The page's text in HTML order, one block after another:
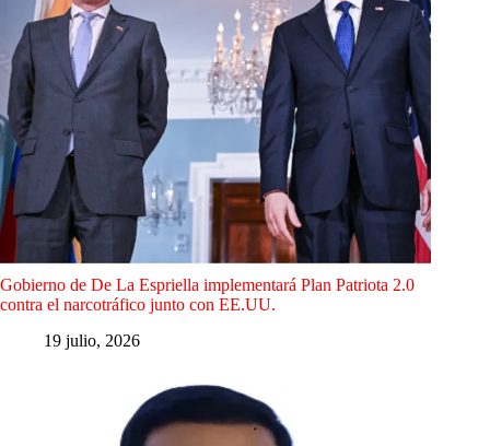
Gobierno de De La Espriella implementará Plan Patriota 2.0
contra el narcotráfico junto con EE.UU.
19 julio, 2026